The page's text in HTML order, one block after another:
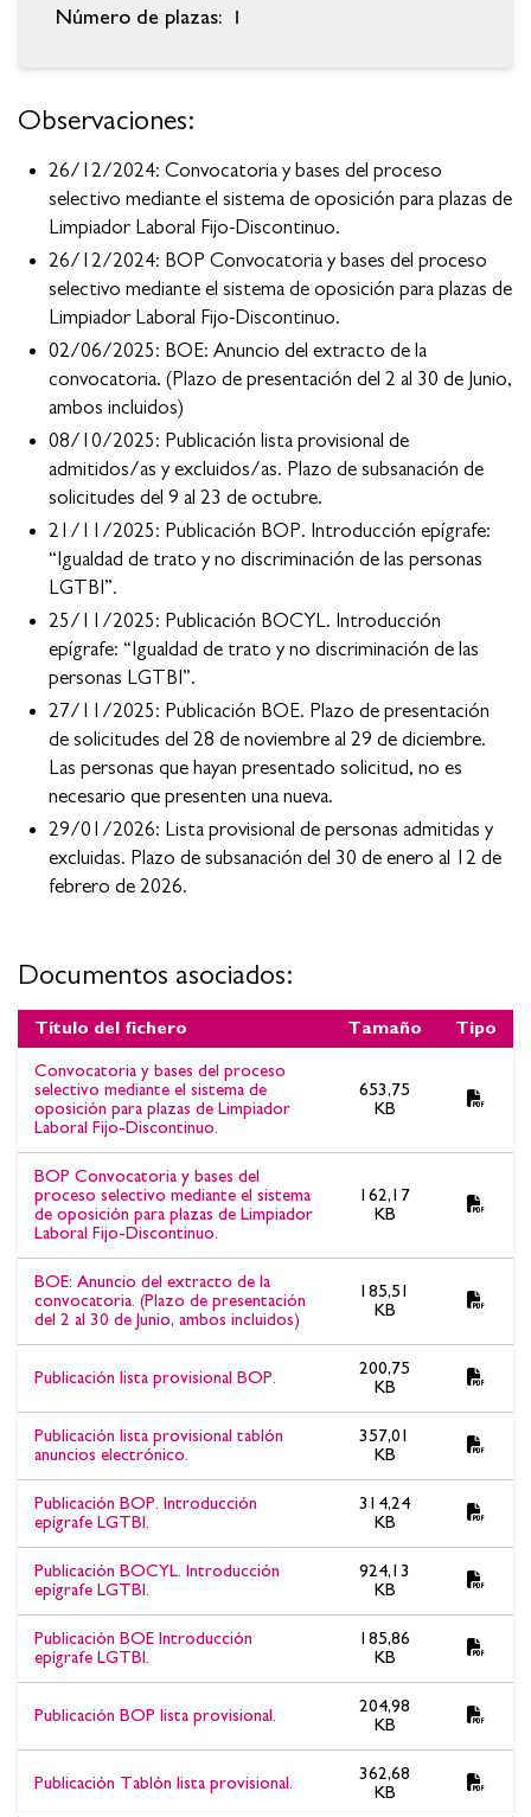
Número de plazas: 1
Observaciones:
26/12/2024: Convocatoria y bases del proceso
selectivo mediante el sistema de oposición para plazas de
Limpiador Laboral Fijo-Discontinuo.
26/12/2024: BOP Convocatoria y bases del proceso
selectivo mediante el sistema de oposición para plazas de
Limpiador Laboral Fijo-Discontinuo.
02/06/2025: BOE: Anuncio del extracto de la
convocatoria. (Plazo de presentación del 2 al 30 de Junio,
ambos incluidos)
08/10/2025: Publicación lista provisional de
admitidos/as y excluidos/as. Plazo de subsanación de
solicitudes del 9 al 23 de octubre.
21/11/2025: Publicación BOP. Introducción epígrafe:
“Igualdad de trato y no discriminación de las personas
LGTBI”.
25/11/2025: Publicación BOCYL. Introducción
epígrafe: “Igualdad de trato y no discriminación de las
personas LGTBI”.
27/11/2025: Publicación BOE. Plazo de presentación
de solicitudes del 28 de noviembre al 29 de diciembre.
Las personas que hayan presentado solicitud, no es
necesario que presenten una nueva.
29/01/2026: Lista provisional de personas admitidas y
excluidas. Plazo de subsanación del 30 de enero al 12 de
febrero de 2026.
Documentos asociados:
Documentos asociados:OPOSICIÓN LIMPIADOR/A LABORAL
FIJO-DISCONTINUO OEP 2021. Lista provisional de personas
admitidas y excluidas. Plazo de subsanación del 30 de enero al
12 de febrero de 2026.
Título del fichero Tamaño Tipo
Convocatoria y bases del proceso
selectivo mediante el sistema de
oposición para plazas de Limpiador
Laboral Fijo-Discontinuo.
653,75
KB
BOP Convocatoria y bases del
proceso selectivo mediante el sistema
de oposición para plazas de Limpiador
Laboral Fijo-Discontinuo.
162,17
KB
BOE: Anuncio del extracto de la
convocatoria. (Plazo de presentación
del 2 al 30 de Junio, ambos incluidos)
185,51
KB
Publicación lista provisional BOP.
200,75
KB
Publicación lista provisional tablón
anuncios electrónico.
357,01
KB
Publicación BOP. Introducción
epígrafe LGTBI.
314,24
KB
Publicación BOCYL. Introducción
epígrafe LGTBI.
924,13
KB
Publicación BOE Introducción
epígrafe LGTBI.
185,86
KB
Publicación BOP lista provisional.
204,98
KB
Publicación Tablón lista provisional.
362,68
KB